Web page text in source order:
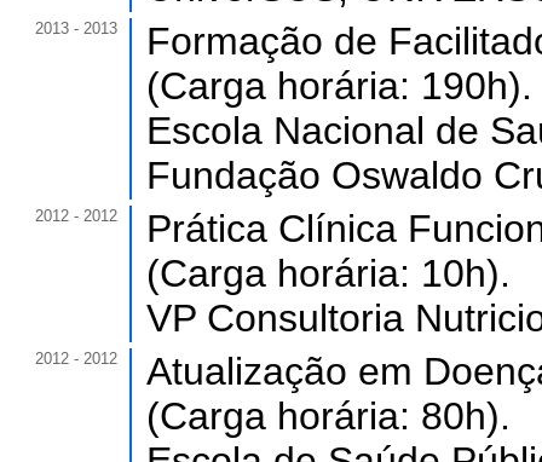
2013 - 2013
Formação de
(Carga horária: 190h).
Escola Nacional de
Fundação Oswaldo
2012 - 2012
Prática Clínica
(Carga horária: 10h).
VP Consultoria
2012 - 2012
Atualização em
(Carga horária: 80h).